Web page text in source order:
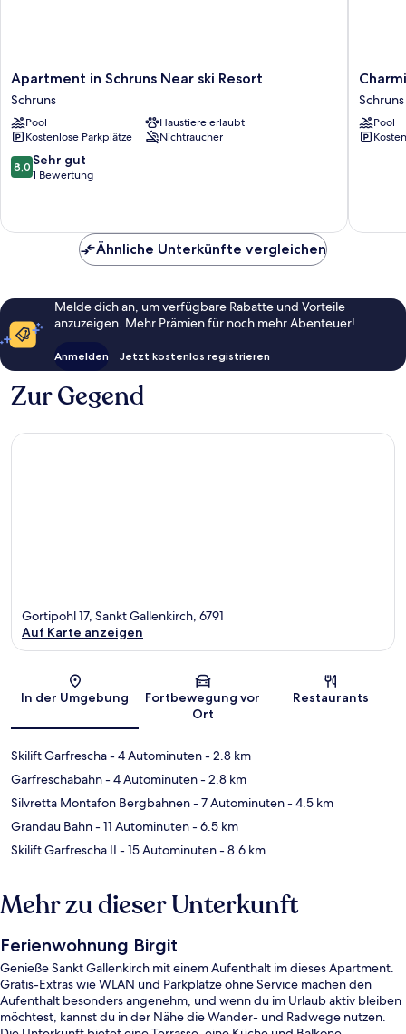
Apartment
in
Schruns
Near
ski
Resort
Schruns
Apartment in Schruns Near ski Resort
Schruns
Pool
Haustiere erlaubt
Kostenlose Parkplätze
Nichtraucher
8.0
von
8,0 Sehr gut
1 Bewertung
in
Schruns
With
Schruns
Pool
Ähnliche Unterkünfte vergleichen
Melde dich an, um verfügbare Rabatte und Vorteile
anzuzeigen. Mehr Prämien für noch mehr Abenteuer!
Anmelden Jetzt kostenlos registrieren
Zur Gegend
Karte
Gortipohl 17, Sankt Gallenkirch, 6791
Auf Karte anzeigen
In der Umgebung
Fortbewegung vor
Ort
Restaurants
Skilift Garfrescha- 4 Autominuten- 2.8 km
Garfreschabahn- 4 Autominuten- 2.8 km
Silvretta Montafon Bergbahnen- 7 Autominuten- 4.5 km
Grandau Bahn- 11 Autominuten- 6.5 km
Skilift Garfrescha II - 15 Autominuten- 8.6 km
Mehr zu dieser Unterkunft
Ferienwohnung Birgit
Genieße Sankt Gallenkirch mit einem Aufenthalt im dieses Apartment.
Gratis-Extras wie WLAN und Parkplätze ohne Service machen den
Aufenthalt besonders angenehm, und wenn du im Urlaub aktiv bleiben
möchtest, kannst du in der Nähe die Wander- und Radwege nutzen.